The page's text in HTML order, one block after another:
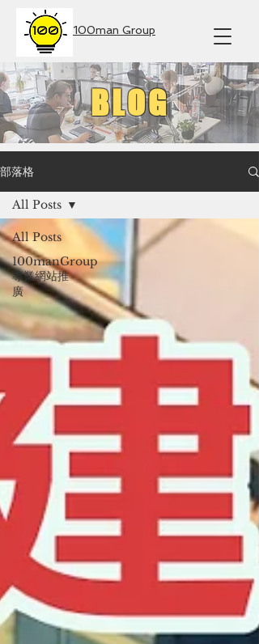
100man Group
BLOG
部落格
All Posts
100manGroup
專業網站推
廣
All Posts